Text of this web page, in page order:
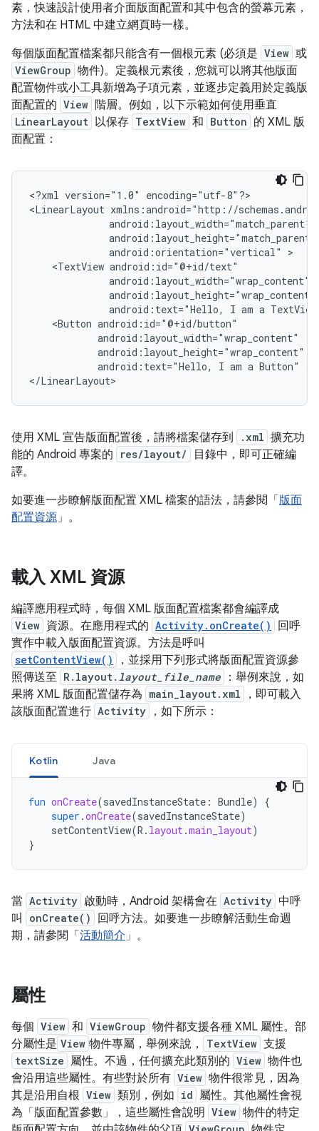
素，快速設計使用者介面版面配置和其中包含的螢幕元素，
方法和在 HTML 中建立網頁時一樣。
每個版面配置檔案都只能含有一個根元素 (必須是 View 或
ViewGroup 物件)。定義根元素後，您就可以將其他版面
配置物件或小工具新增為子項元素，並逐步定義用於定義版
面配置的 View 階層。例如，以下示範如何使用垂直
LinearLayout 以保存 TextView 和 Button 的 XML 版
面配置：
<?xml version="1.0"
encoding="utf-8"?>
<LinearLayout
android:orientation="vertical"
<TextView
android:text="Hello,
I am a
<Button
android:text="Hello,
I am a Button"
</LinearLayout>
使用 XML 宣告版面配置後，請將檔案儲存到 .xml 擴充功
能的 Android 專案的
res/layout/
目錄中，即可正確編
譯。
如要進一步瞭解版面配置 XML 檔案的語法，請參閱「 版面
配置資源」。
載入 XML 資源
編譯應用程式時，每個 XML 版面配置檔案都會編譯成
View 資源。在應用程式的 Activity.onCreate()
回呼
實作中載入版面配置資源。方法是呼叫
setContentView()
，並採用下列形式將版面配置資源參
照傳送至 R.layout. layout_file_name
：舉例來說，如
果將 XML 版面配置儲存為 main_layout.xml
，即可載入
該版面配置進行 Activity ，如下所示：
Kotlin Java
fun onCreate(savedInstanceState : Bundle)
{
super .onCreate(savedInstanceState)
setContentView(R . layout.main_layout)
}
當 Activity 啟動時，Android 架構會在 Activity 中呼
叫
onCreate()
回呼方法。如要進一步瞭解活動生命週
期，請參閱「 活動簡介」。
屬性
每個 View 和 ViewGroup 物件都支援各種 XML 屬性。部
分屬性是 View 物件專屬，舉例來說， TextView 支援
textSize 屬性。不過，任何擴充此類別的 View 物件也
會沿用這些屬性。有些對於所有 View 物件很常見，因為
其是沿用自根 View 類別，例如 id 屬性。其他屬性會視
為「版面配置參數」
，這些屬性會說明 View 物件的特定